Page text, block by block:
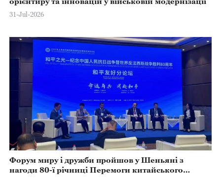
31-Jul-2026
Форум миру і дружби пройшов у Шеньяні з
нагоди 80-ї річниці Перемоги китайського